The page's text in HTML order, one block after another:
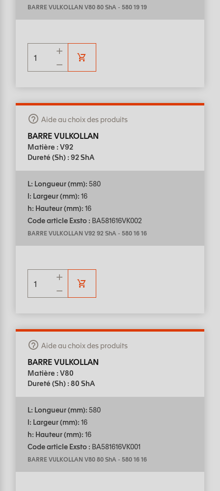
BARRE VULKOLLAN V80 80 ShA - 580 19 19
Aide au choix des produits
BARRE VULKOLLAN
Matière : V92
Dureté (Sh) : 92 ShA
L: Longueur (mm): 580
l: Largeur (mm): 16
h: Hauteur (mm): 16
Code article Exsto : BA581616VK002
BARRE VULKOLLAN V92 92 ShA - 580 16 16
Aide au choix des produits
BARRE VULKOLLAN
Matière : V80
Dureté (Sh) : 80 ShA
L: Longueur (mm): 580
l: Largeur (mm): 16
h: Hauteur (mm): 16
Code article Exsto : BA581616VK001
BARRE VULKOLLAN V80 80 ShA - 580 16 16